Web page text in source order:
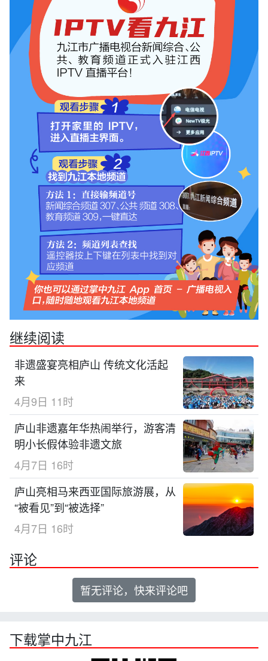
继续阅读
非遗盛宴亮相庐山 传统文化活起
来
4月9日 11时
庐山非遗嘉年华热闹举行，游客清
明小长假体验非遗文旅
4月7日 16时
庐山亮相马来西亚国际旅游展，从
“被看见”到“被选择”
4月7日 16时
评论
暂无评论，快来评论吧
下载掌中九江